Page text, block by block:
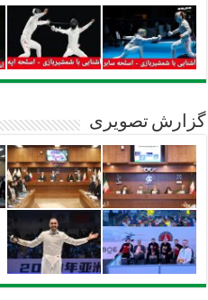
گزارش تصویری